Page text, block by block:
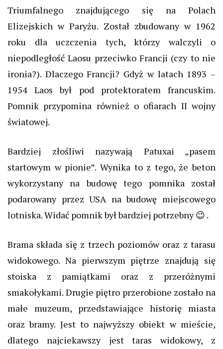
Triumfalnego znajdującego się na Polach
Elizejskich w Paryżu. Został zbudowany w 1962
roku dla uczczenia tych, którzy walczyli o
niepodległość Laosu przeciwko Francji (czy to nie
ironia?). Dlaczego Francji? Gdyż w latach 1893 –
1954 Laos był pod protektoratem francuskim.
Pomnik przypomina również o ofiarach II wojny
światowej.
Bardziej złośliwi nazywają Patuxai „pasem
startowym w pionie”. Wynika to z tego, że beton
wykorzystany na budowę tego pomnika został
podarowany przez USA na budowę miejscowego
lotniska. Widać pomnik był bardziej potrzebny 😉 .
Brama składa się z trzech poziomów oraz z tarasu
widokowego. Na pierwszym piętrze znajdują się
stoiska z pamiątkami oraz z przeróżnymi
smakołykami. Drugie piętro przerobione zostało na
małe muzeum, przedstawiające historię miasta
oraz bramy. Jest to najwyższy obiekt w mieście,
dlatego najciekawszy jest taras widokowy, z